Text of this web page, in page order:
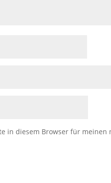
in diesem Browser für